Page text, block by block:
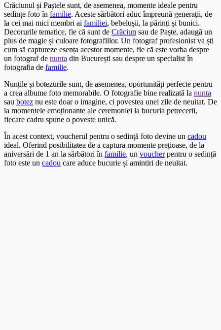
Crăciunul și Paștele sunt, de asemenea, momente ideale pentru
sedințe foto în familie. Aceste sărbători aduc împreună generații, de
la cei mai mici membri ai familiei, bebelușii, la părinți și bunici.
Decorurile tematice, fie că sunt de Crăciun sau de Paște, adaugă un
plus de magie și culoare fotografiilor. Un fotograf profesionist va ști
cum să captureze esența acestor momente, fie că este vorba despre
un fotograf de nunta din București sau despre un specialist în
fotografia de familie.
Nunțile și botezurile sunt, de asemenea, oportunități perfecte pentru
a crea albume foto memorabile. O fotografie bine realizată la nunta
sau botez nu este doar o imagine, ci povestea unei zile de neuitat. De
la momentele emoționante ale ceremoniei la bucuria petrecerii,
fiecare cadru spune o poveste unică.
În acest context, voucherul pentru o sedință foto devine un cadou
ideal. Oferind posibilitatea de a captura momente prețioase, de la
aniversări de 1 an la sărbători în familie, un voucherpentru o sedință
foto este un cadou care aduce bucurie și amintiri de neuitat.